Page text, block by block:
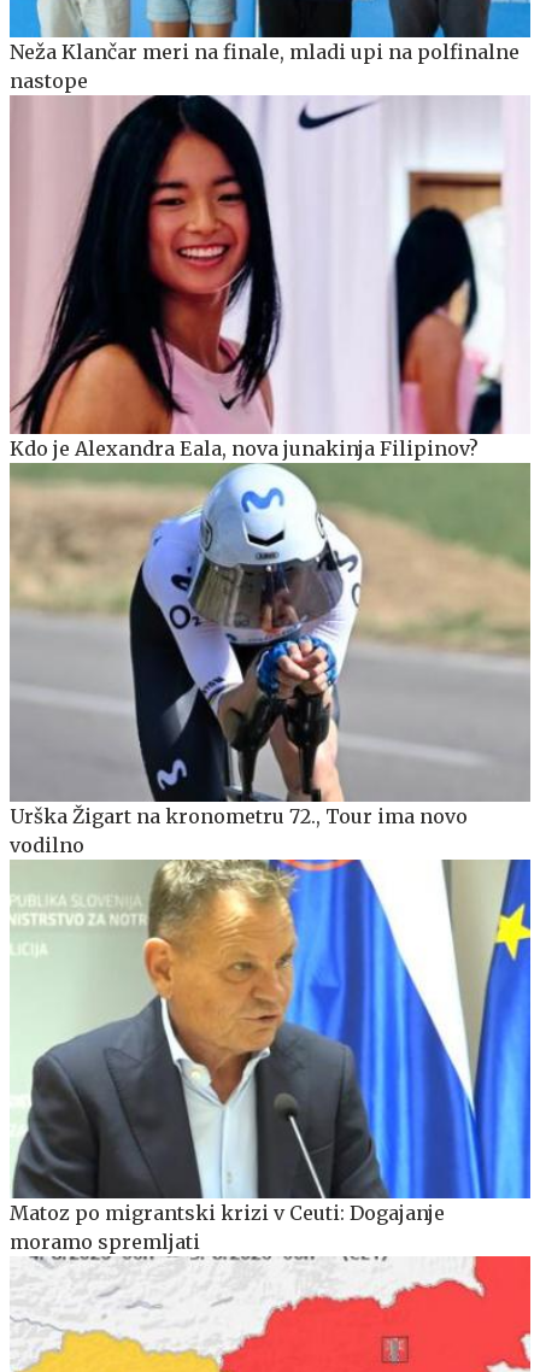
Neža Klančar meri na finale, mladi upi na polfinalne
nastope
Kdo je Alexandra Eala, nova junakinja Filipinov?
Urška Žigart na kronometru 72., Tour ima novo
vodilno
Matoz po migrantski krizi v Ceuti: Dogajanje
moramo spremljati